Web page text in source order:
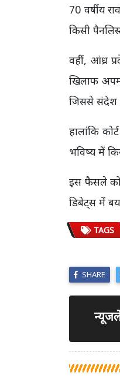
70 वर्षीय
किसी
वहीं, आंध्र
खिलाफ
जिससे संदेश
हालांकि
भविष्य में
इस फैसले को
डिबेट्स में
TAGS
SHARE